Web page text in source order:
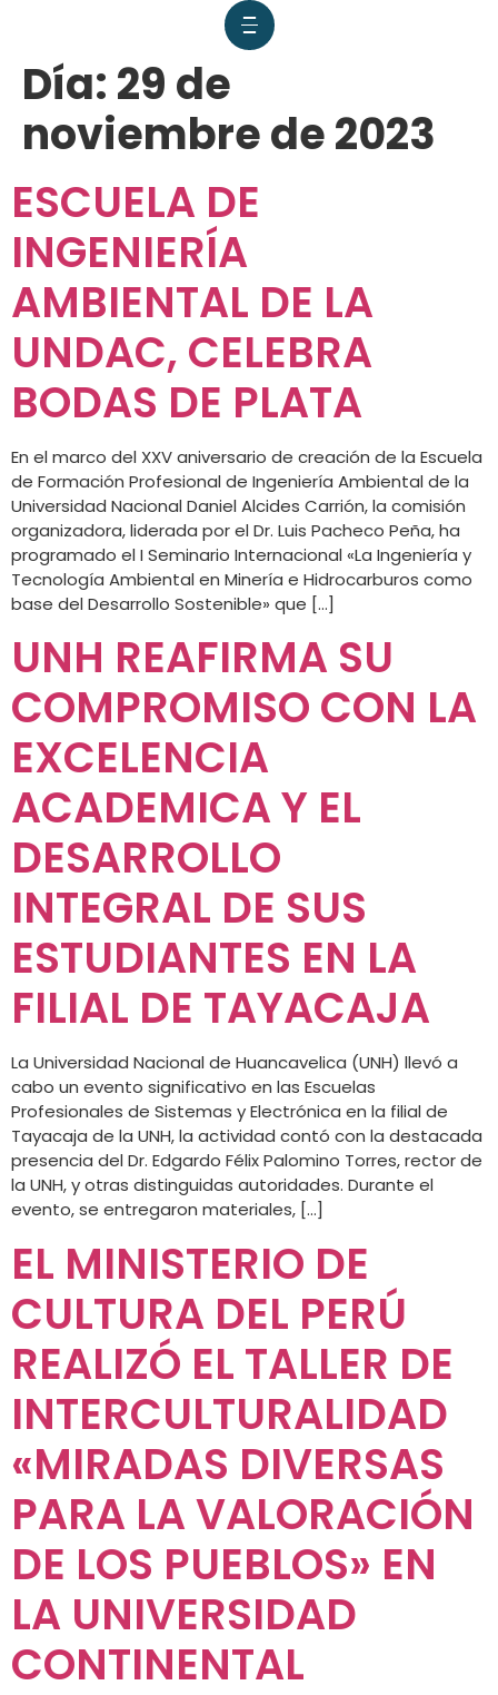
Día: 29 de
noviembre de 2023
ESCUELA DE
INGENIERÍA
AMBIENTAL DE LA
UNDAC, CELEBRA
BODAS DE PLATA
En el marco del XXV aniversario de creación de la Escuela
de Formación Profesional de Ingeniería Ambiental de la
Universidad Nacional Daniel Alcides Carrión, la comisión
organizadora, liderada por el Dr. Luis Pacheco Peña, ha
programado el I Seminario Internacional «La Ingeniería y
Tecnología Ambiental en Minería e Hidrocarburos como
base del Desarrollo Sostenible» que […]
UNH REAFIRMA SU
COMPROMISO CON LA
EXCELENCIA
ACADEMICA Y EL
DESARROLLO
INTEGRAL DE SUS
ESTUDIANTES EN LA
FILIAL DE TAYACAJA
La Universidad Nacional de Huancavelica (UNH) llevó a
cabo un evento significativo en las Escuelas
Profesionales de Sistemas y Electrónica en la filial de
Tayacaja de la UNH, la actividad contó con la destacada
presencia del Dr. Edgardo Félix Palomino Torres, rector de
la UNH, y otras distinguidas autoridades. Durante el
evento, se entregaron materiales, […]
EL MINISTERIO DE
CULTURA DEL PERÚ
REALIZÓ EL TALLER DE
INTERCULTURALIDAD
«MIRADAS DIVERSAS
PARA LA VALORACIÓN
DE LOS PUEBLOS» EN
LA UNIVERSIDAD
CONTINENTAL